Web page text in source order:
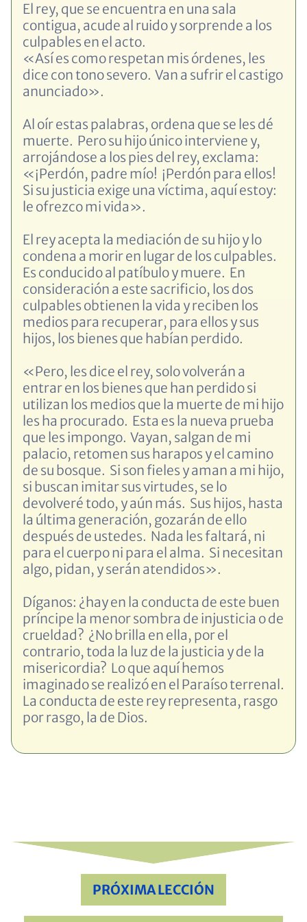
El rey, que se encuentra en una sala
contigua, acude al ruido y sorprende a los
culpables en el acto.
«Así es como respetan mis órdenes, les
dice con tono severo. Van a sufrir el castigo
anunciado».
Al oír estas palabras, ordena que se les dé
muerte. Pero su hijo único interviene y,
arrojándose a los pies del rey, exclama:
«¡Perdón, padre mío! ¡Perdón para ellos!
Si su justicia exige una víctima, aquí estoy:
le ofrezco mi vida».
El rey acepta la mediación de su hijo y lo
condena a morir en lugar de los culpables.
Es conducido al patíbulo y muere. En
consideración a este sacrificio, los dos
culpables obtienen la vida y reciben los
medios para recuperar, para ellos y sus
hijos, los bienes que habían perdido.
«Pero, les dice el rey, solo volverán a
entrar en los bienes que han perdido si
utilizan los medios que la muerte de mi hijo
les ha procurado. Esta es la nueva prueba
que les impongo. Vayan, salgan de mi
palacio, retomen sus harapos y el camino
de su bosque. Si son fieles y aman a mi hijo,
si buscan imitar sus virtudes, se lo
devolveré todo, y aún más. Sus hijos, hasta
la última generación, gozarán de ello
después de ustedes. Nada les faltará, ni
para el cuerpo ni para el alma. Si necesitan
algo, pidan, y serán atendidos».
Díganos: ¿hay en la conducta de este buen
príncipe la menor sombra de injusticia o de
crueldad? ¿No brilla en ella, por el
contrario, toda la luz de la justicia y de la
misericordia? Lo que aquí hemos
imaginado se realizó en el Paraíso terrenal.
La conducta de este rey representa, rasgo
por rasgo, la de Dios.
PRÓXIMA LECCIÓN